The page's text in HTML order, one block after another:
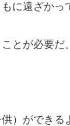
に遠ざかっ
とが必要だ。
）ができる